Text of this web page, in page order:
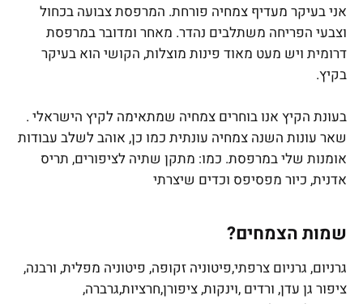
אני בעיקר מעדיף צמחיה פורחת. המרפסת צבועה בכחול
וצבעי הפריחה משתלבים נהדר. מאחר ומדובר במרפסת
דרומית ויש מעט מאוד פינות מוצלות, הקושי הוא בעיקר
בקיץ.
בעונת הקיץ אנו בוחרים צמחיה שמתאימה לקיץ הישראלי .
שאר עונות השנה צמחיה עונתית כמו כן, אוהב לשלב עבודות
אומנות שלי במרפסת. כמו: מתקן שתיה לציפורים, תריס
אדנית, כיור מפסיפס וכדים שיצרתי
שמות הצמחים?
גרניום, גרניום צרפתי,פיטוניה זקופה, פיטוניה מפלית, ורבנה,
ציפור גן עדן, ורדים ,וינקות, ציפורן,חרציות,גרברה,